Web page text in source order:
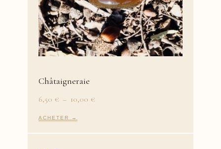
Châtaigneraie
6,50 € – 10,00 €Plage
ACHETER →